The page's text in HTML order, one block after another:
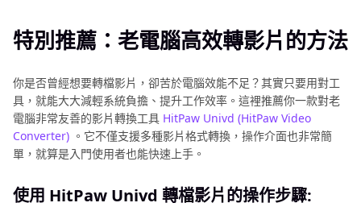
特別推薦：老電腦高效轉影片的方法
你是否曾經想要轉檔影片，卻苦於電腦效能不足？其實只要用對工
具，就能大大減輕系統負擔、提升工作效率。這裡推薦你一款對老
電腦非常友善的影片轉換工具 HitPaw Univd (HitPaw Video
Converter) 。它不僅支援多種影片格式轉換，操作介面也非常簡
單，就算是入門使用者也能快速上手。
使用 HitPaw Univd 轉檔影片的操作步驟: